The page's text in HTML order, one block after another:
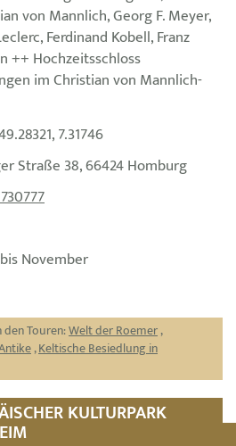
von Mannlich, Georg F. Meyer,
Ferdinand Kobell, Franz
++ Hochzeitsschloss
im Christian von Mannlich-
7.31746
Straße 38, 66424 Homburg
November
Touren:Welt der Roemer,
,Keltische Besiedlung in
KULTURPARK